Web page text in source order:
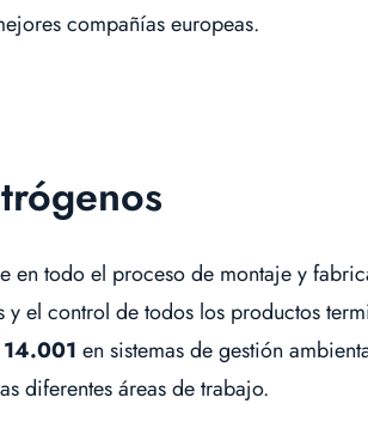
compañías europeas.
en todo el proceso de montaje y
el control de todos los productos
14.001 en sistemas de gestión
diferentes áreas de trabajo.